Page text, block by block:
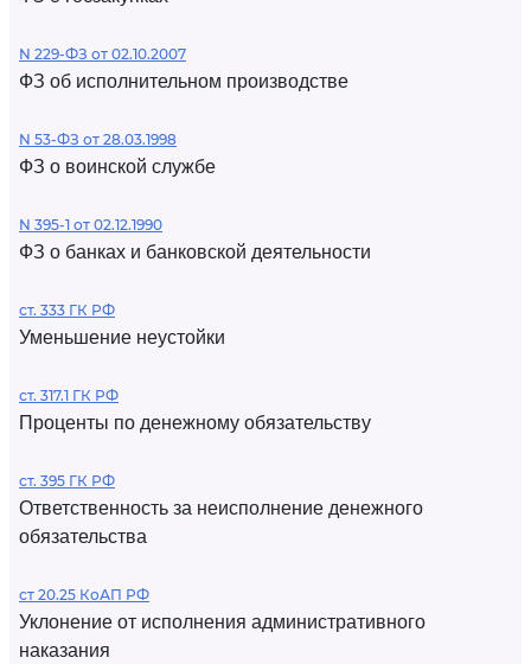
N 229-ФЗ от 02.10.2007
ФЗ об исполнительном производстве
N 53-ФЗ от 28.03.1998
ФЗ о воинской службе
N 395-1 от 02.12.1990
ФЗ о банках и банковской деятельности
ст. 333 ГК РФ
Уменьшение неустойки
ст. 317.1 ГК РФ
Проценты по денежному обязательству
ст. 395 ГК РФ
Ответственность за неисполнение денежного
обязательства
ст 20.25 КоАП РФ
Уклонение от исполнения административного
наказания